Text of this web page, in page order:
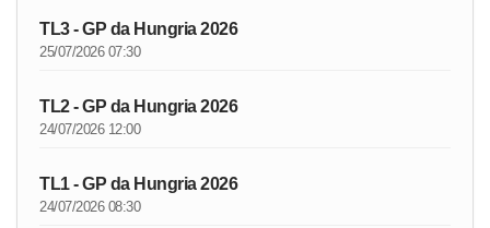
TL3 - GP da Hungria 2026
25/07/2026 07:30
TL2 - GP da Hungria 2026
24/07/2026 12:00
TL1 - GP da Hungria 2026
24/07/2026 08:30